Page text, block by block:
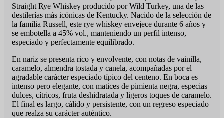
Straight Rye Whiskey producido por Wild Turkey, una de las
destilerías más icónicas de Kentucky. Nacido de la selección de
la familia Russell, este rye whiskey envejece durante 6 años y
se embotella a 45% vol., manteniendo un perfil intenso,
especiado y perfectamente equilibrado.
En nariz se presenta rico y envolvente, con notas de vainilla,
caramelo, almendra tostada y canela, acompañadas por el
agradable carácter especiado típico del centeno. En boca es
intenso pero elegante, con matices de pimienta negra, especias
dulces, cítricos, fruta deshidratada y ligeros toques de caramelo.
El final es largo, cálido y persistente, con un regreso especiado
que realza su carácter auténtico.